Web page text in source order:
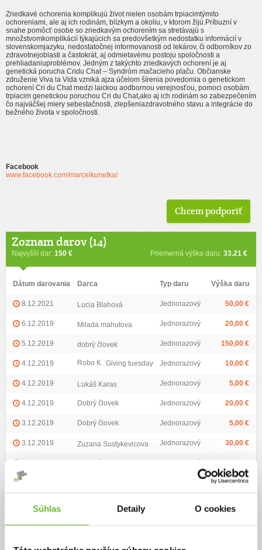
Súhlas Detaily O cookies
Zriedkavé ochorenia komplikujú život nielen osobám trpiacimtýmito
ochoreniami, ale aj ich rodinám, blízkym a okoliu, v ktorom žijú.Príbuzní v
snahe pomôcť osobe so zriedkavým ochorením sa stretávajú s
množstvomkomplikácií týkajúcich sa predovšetkým nedostatku informácií v
slovenskomjazyku, nedostatočnej informovanosti od lekárov, či odborníkov zo
zdravotnejoblasti a častokrát, aj odmietavému postoju spoločnosti a
prehliadaniuproblémov. Jedným z takýchto zriedkavých ochorení je aj
genetická porucha Cridu Chat – Syndróm mačacieho plaču. Občianske
združenie Viva la Vida vzniká ajza účelom šírenia povedomia o genetickom
ochorení Cri du Chat medzi laickou aodbornou verejnosťou, pomoci osobám
trpiacim genetickou poruchou Cri du Chat,ako aj ich rodinám so zabezpečením
čo najväčšej miery sebestačnosti, zlepšeniazdravotného stavu a integrácie do
bežného života v spoločnosti.
Facebook
www.facebook.com/marcelkunetka/
Chcem podporiť
Zoznam darov (14)
Najvyšší dar: 150 € Priemerná výška daru: 33.21 €
Dátum darovania Darca Typ daru Výška daru
8.12.2021 Lucia Blahová Jednorazový 50,00 €
6.12.2019 Milada mahutova Jednorazový 20,00 €
5.12.2019 dobrý človek Jednorazový 150,00 €
4.12.2019 Robo K. Giving tuesday Jednorazový 10,00 €
4.12.2019 Lukáš Karas Jednorazový 5,00 €
4.12.2019 Dobrý človek Jednorazový 20,00 €
3.12.2019 Dobrý človek Jednorazový 5,00 €
3.12.2019 Zuzana Sustykevicova Jednorazový 30,00 €
50,00 €
Naše výzvy (3)